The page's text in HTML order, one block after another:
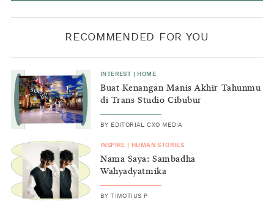
RECOMMENDED FOR YOU
INTEREST HOME
Buat Kenangan Manis Akhir Tahunmu
di Trans Studio Cibubur
BY EDITORIAL CXO MEDIA
INSPIRE HUMAN STORIES
Nama Saya: Sambadha
Wahyadyatmika
BYTIMOTIUS P